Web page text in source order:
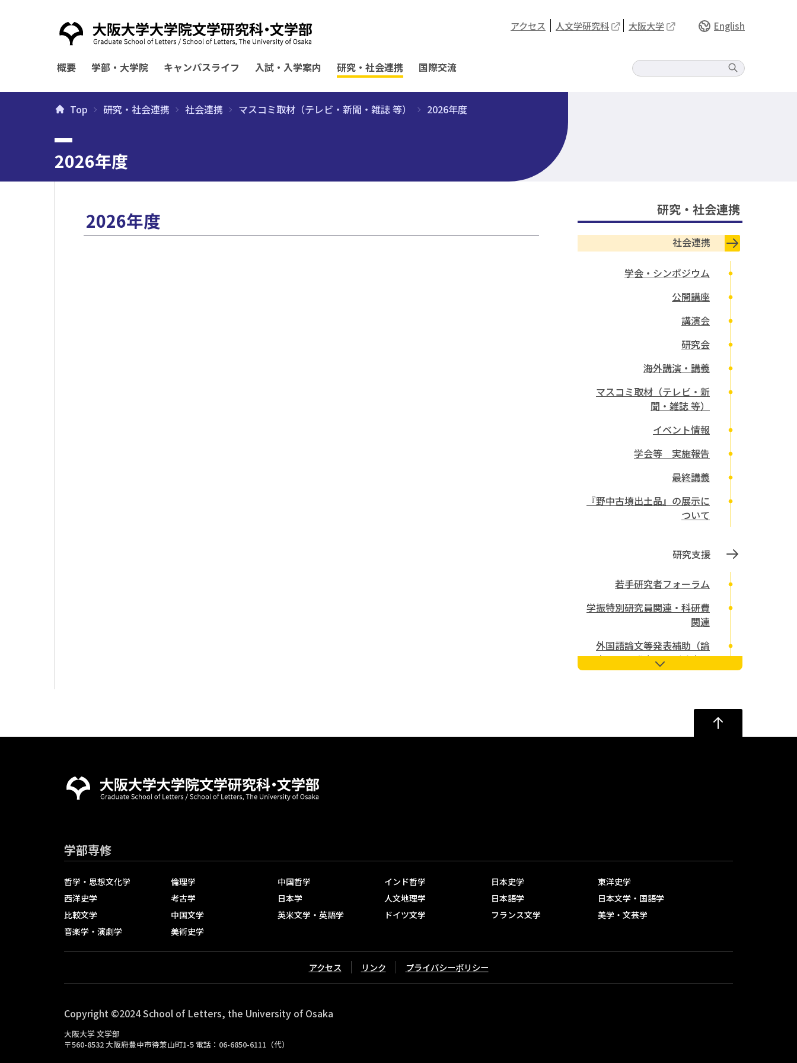
アクセス 人文学研究科 大阪大学 English
概要 学部・大学院 キャンパスライフ 入試・入学案内 研究・社会連携 国際交流
Top 研究・社会連携 社会連携 マスコミ取材（テレビ・新聞・雑誌 等） 2026年度
2026年度
2026年度 研究・社会連携
社会連携
学会・シンポジウム
公開講座
講演会
研究会
海外講演・講義
マスコミ取材（テレビ・新
聞・雑誌 等）
イベント情報
学会等 実施報告
最終講義
『野中古墳出土品』の展示に
ついて
研究支援
若手研究者フォーラム
学振特別研究員関連・科研費
関連
外国語論文等発表補助（論
文、口頭発表および論文要
旨）
考える会
著作権等に関するガイドライ
実施中のプロジェクト・プロ
大阪大学及び文学研究科にお
教育研究拠点
学部専修
哲学・思想文化学 倫理学 中国哲学 インド哲学 日本史学
東洋史学
西洋史学
考古学 日本学 人文地理学 日本語学
日本文学・国語学
比較文学
中国文学 英米文学・英語学 ドイツ文学 フランス文学
美学・文芸学
音楽学・演劇学
美術史学
アクセス リンク プライバシーポリシー
Copyright ©2024 School of Letters, the University of Osaka
大阪大学 文学部
〒560-8532 大阪府豊中市待兼山町1-5 電話：06-6850-6111（代）